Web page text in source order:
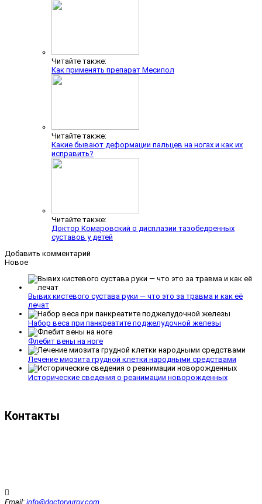
Читайте также:
Как применять препарат Месипол
Читайте также:
Какие бывают деформации пальцев на ногах и как их
исправить?
Читайте также:
Доктор Комаровский о дисплазии тазобедренных
суставов у детей
Добавить комментарий
Новое
Вывих кистевого сустава руки — что это за травма и как её
лечат
Набор веса при панкреатите поджелудочной железы
Флебит вены на ноге
Лечение миозита грудной клетки народными средствами
Исторические сведения о реанимации новорожденных
Контакты
Email: info@doctoryurov.com